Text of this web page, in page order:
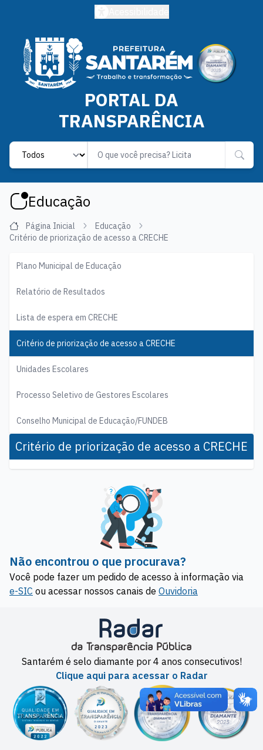
PORTAL DA
TRANSPARÊNCIA
Label
Educação
Página Inicial
Educação
Critério de priorização de acesso a CRECHE
Plano Municipal de Educação
Relatório de Resultados
Lista de espera em CRECHE
Critério de priorização de acesso a CRECHE
Unidades Escolares
Processo Seletivo de Gestores Escolares
Conselho Municipal de Educação/FUNDEB
Critério de priorização de acesso a CRECHE
Não encontrou o que procurava?
Você pode fazer um pedido de acesso à informação via
e-SIC ou acessar nossos canais de Ouvidoria
Santarém é selo diamante por 4 anos consecutivos!
Clique aqui para acessar o Radar